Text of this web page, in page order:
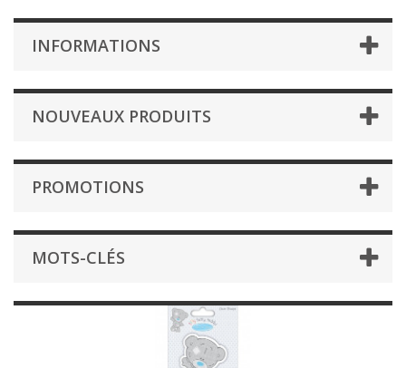
INFORMATIONS
NOUVEAUX PRODUITS
PROMOTIONS
MOTS-CLÉS